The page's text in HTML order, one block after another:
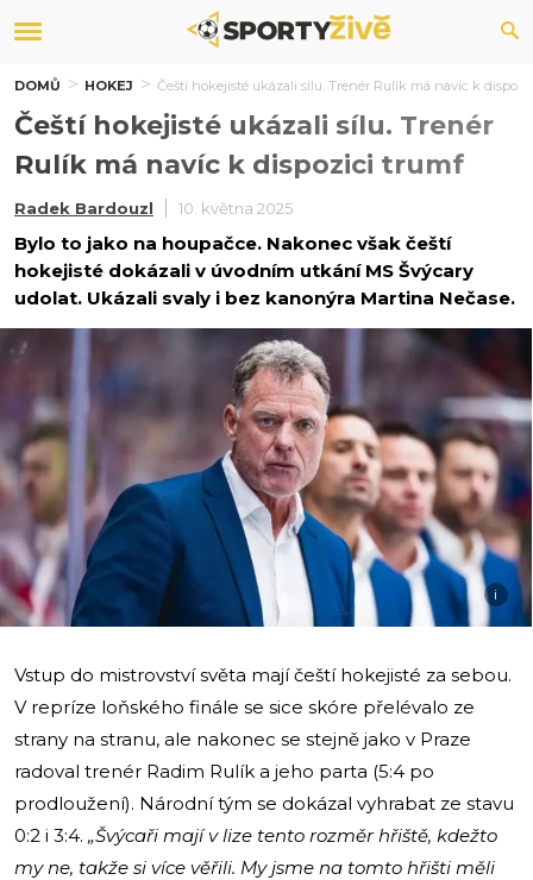
DOMŮ HOKEJ Čeští hokejisté ukázali sílu. Trenér Rulík má navíc k
Čeští hokejisté ukázali sílu. Trenér
Rulík má navíc k dispozici trumf
Radek Bardouzl 10. května 2025
Bylo to jako na houpačce. Nakonec však čeští
hokejisté dokázali v úvodním utkání MS Švýcary
udolat. Ukázali svaly i bez kanonýra Martina Nečase.
i
Vstup do mistrovství světa mají čeští hokejisté za sebou.
V repríze loňského finále se sice skóre přelévalo ze
strany na stranu, ale nakonec se stejně jako v Praze
radoval trenér Radim Rulík a jeho parta (5:4 po
prodloužení). Národní tým se dokázal vyhrabat ze stavu
0:2 i 3:4. „Švýcaři mají v lize tento rozměr hřiště, kdežto
my ne, takže si více věřili. My jsme na tomto hřišti měli